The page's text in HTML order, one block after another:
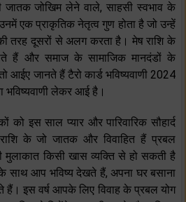
जातक जोखिम लेने वाले, साहसी स्वभाव के
एक प्राकृतिक नेतृत्व गुण होता है जो उन्हें
तरह दूसरों से अलग करता है। मेष राशि के
हैं और समाज के सामाजिक मानदंडों के
जानते हैं टैरो कार्ड भविष्यवाणी 2024
भविष्यवाणी लेकर आई है।
को इस साल प्यार और पारिवारिक सौहार्द
के जो जातक और विवाहित हैं प्रबल
किसी खास व्यक्ति से हो सकती है
साथ आप भविष्य देखते हैं, अपना घर बसाना
हैं। इस वर्ष आपके लिए विवाह के प्रबल योग